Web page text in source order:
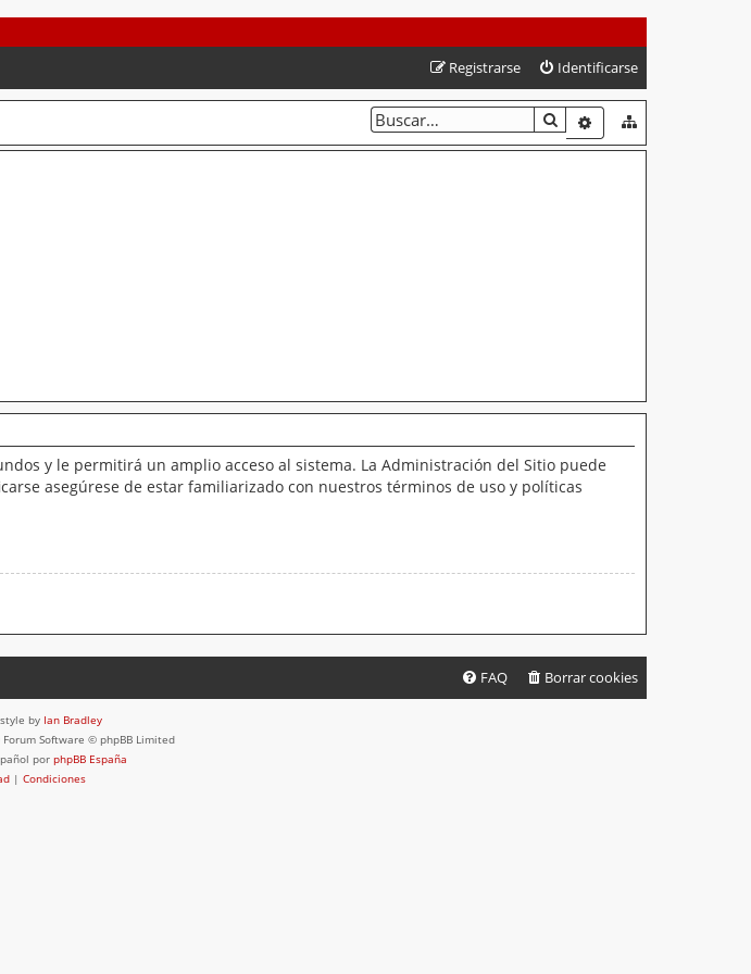
Identificarse
Registrarse
BUSCARBÚSQUEDA
y le permitirá un amplio acceso al sistema. La Administración del Sitio puede
asegúrese de estar familiarizado con nuestros términos de uso y políticas
Borrar cookies
FAQ
by Ian Bradley
Software © phpBB Limited
por phpBB España
| Condiciones